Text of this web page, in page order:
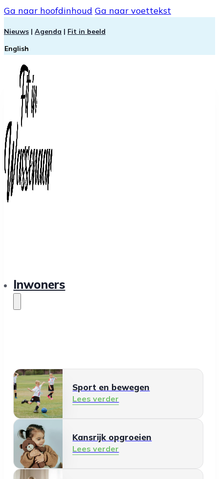
Ga naar hoofdinhoud Ga naar voettekst
Nieuws | Agenda | Fit in beeld
English
Inwoners
Sport en bewegen
Lees verder
Kansrijk opgroeien
Lees verder